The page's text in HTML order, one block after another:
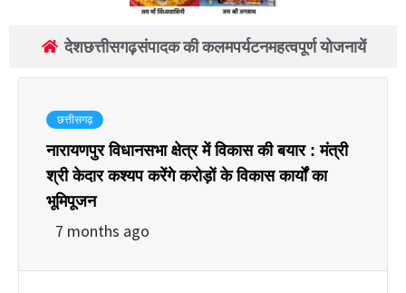
देशछत्तीसगढ़संपादक की कलमपर्यटनमहत्वपूर्ण योजनायें
छत्तीसगढ़
नारायणपुर विधानसभा क्षेत्र में विकास की बयार : मंत्री
श्री केदार कश्यप करेंगे करोड़ों के विकास कार्यों का
भूमिपूजन
7 months ago